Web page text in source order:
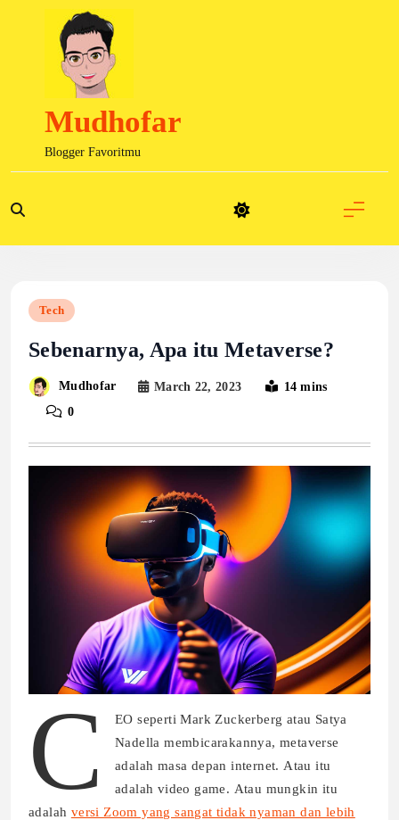
Mudhofar
Blogger Favoritmu
Tech
Sebenarnya, Apa itu Metaverse?
Mudhofar March 22, 2023
14 mins
0
C
EO seperti Mark Zuckerberg atau Satya
Nadella membicarakannya, metaverse
adalah masa depan internet. Atau itu
adalah video game. Atau mungkin itu
adalah versi Zoom yang sangat tidak nyaman dan lebih